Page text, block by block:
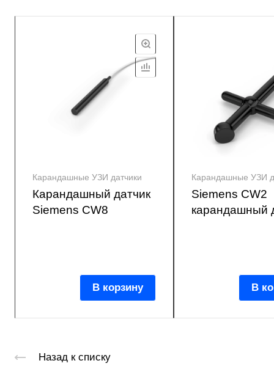
Карандашные УЗИ датчики
Карандашный датчик
Siemens CW8
В корзину
Карандашные УЗИ
Siemens CW2
карандашный
В
Назад к списку